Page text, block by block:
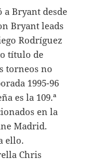
a Bryant desde
Bryant leads
Rodríguez
título de
torneos no
1995-96
es la 109.ª
en la
Madrid.
ello.
Chris